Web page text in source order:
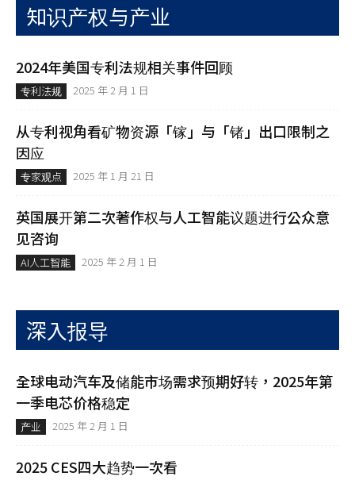
知识产权与产业
2024年美国专利法规相关事件回顾
专利法规 2025 年 2 月 1 日
从专利视角看矿物资源「镓」与「锗」出口限制之
因应
专家观点 2025 年 1 月 21 日
英国展开第二次著作权与人工智能议题进行公众意
见咨询
AI人工智能 2025 年 2 月 1 日
深入报导
全球电动汽车及储能市场需求预期好转，2025年第
一季电芯价格稳定
产业 2025 年 2 月 1 日
2025 CES四大趋势一次看